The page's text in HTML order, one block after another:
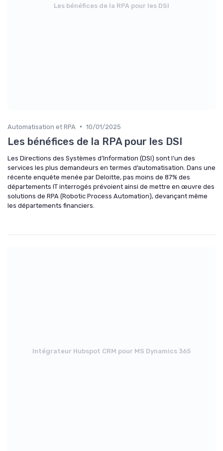
Les bénéfices de la RPA pour les DSI
Automatisation et RPA • 10/01/2025
Les bénéfices de la RPA pour les DSI
Les Directions des Systèmes d’Information (DSI) sont l’un des
services les plus demandeurs en termes d’automatisation. Dans une
récente enquête menée par Deloitte, pas moins de 87% des
départements IT interrogés prévoient ainsi de mettre en œuvre des
solutions de RPA (Robotic Process Automation), devançant même
les départements financiers.
Intégrateur Hubspot CRM pour MS Dynamics 365